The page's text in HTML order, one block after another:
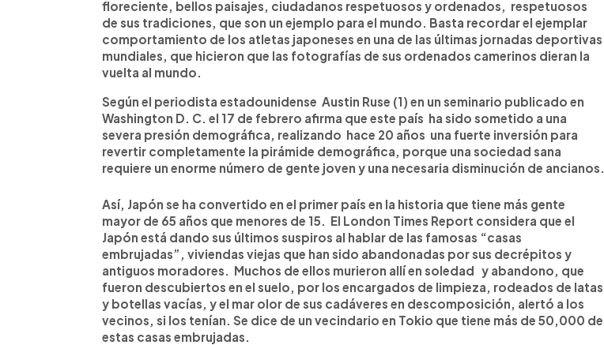
floreciente, bellos paisajes, ciudadanos respetuosos y ordenados, respetuosos
de sus tradiciones, que son un ejemplo para el mundo. Basta recordar el ejemplar
comportamiento de los atletas japoneses en una de las últimas jornadas deportivas
mundiales, que hicieron que las fotografías de sus ordenados camerinos dieran la
vuelta al mundo.
Según el periodista estadounidense Austin Ruse (1) en un seminario publicado en
Washington D. C. el 17 de febrero afirma que este país ha sido sometido a una
severa presión demográfica, realizando hace 20 años una fuerte inversión para
revertir completamente la pirámide demográfica, porque una sociedad sana
requiere un enorme número de gente joven y una necesaria disminución de ancianos.
Así, Japón se ha convertido en el primer país en la historia que tiene más gente
mayor de 65 años que menores de 15. El London Times Report considera que el
Japón está dando sus últimos suspiros al hablar de las famosas “casas
embrujadas”, viviendas viejas que han sido abandonadas por sus decrépitos y
antiguos moradores. Muchos de ellos murieron allí en soledad y abandono, que
fueron descubiertos en el suelo, por los encargados de limpieza, rodeados de latas
y botellas vacías, y el mar olor de sus cadáveres en descomposición, alertó a los
vecinos, si los tenían. Se dice de un vecindario en Tokio que tiene más de 50,000 de
estas casas embrujadas.